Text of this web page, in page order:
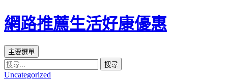
網路推薦生活好康優惠
搜
尋
主要選單
主
搜
尋
Uncategorized